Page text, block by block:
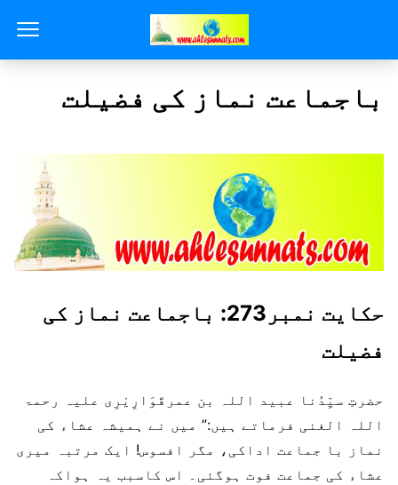
باجماعت نماز کی فضیلت
حکایت نمبر273: باجماعت نماز کی
فضیلت
حضرتِ سیِّدُنا عبید اللہ بن عمرقَوَارِیْرِی علیہ رحمۃ
اللہ الغنی فرماتے ہیں:” میں نے ہمیشہ عشاء کی
نماز با جماعت اداکی، مگر افسوس! ایک مرتبہ میری
عشاء کی جماعت فوت ہوگئی۔ اس کاسبب یہ ہواکہ